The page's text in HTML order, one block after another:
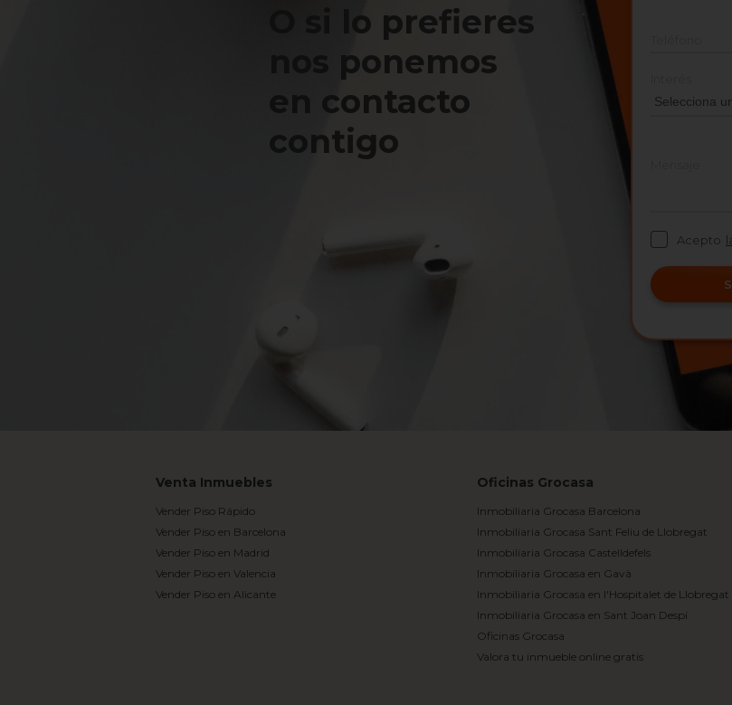
O si lo prefieres
nos ponemos
en contacto
contigo
Acepto
Venta Inmuebles
Vender Piso Rápido
Vender Piso en Barcelona
Vender Piso en Madrid
Vender Piso en Valencia
Vender Piso en Alicante
Oficinas Grocasa
Inmobiliaria Grocasa Barcelona
Inmobiliaria Grocasa Sant Feliu de Llobregat
Inmobiliaria Grocasa Castelldefels
Inmobiliaria Grocasa en Gavà
Inmobiliaria Grocasa en l'Hospitalet de Llobregat
Inmobiliaria Grocasa en Sant Joan Despí
Oficinas Grocasa
Valora tu inmueble online gratis